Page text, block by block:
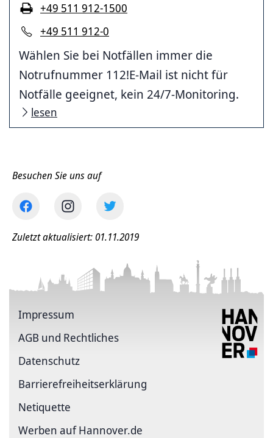
+49 511 912-0
+49 511 912-1500
Wählen Sie bei Notfällen immer die
Notrufnummer 112!E-Mail ist nicht für
Notfälle geeignet, kein 24/7-Monitoring.
lesen
Besuchen Sie uns auf
Zuletzt aktualisiert: 01.11.2019
Impressum
AGB und Rechtliches
Datenschutz
Barriere­freiheits­erklärung
Netiquette
Werben auf Hannover.de